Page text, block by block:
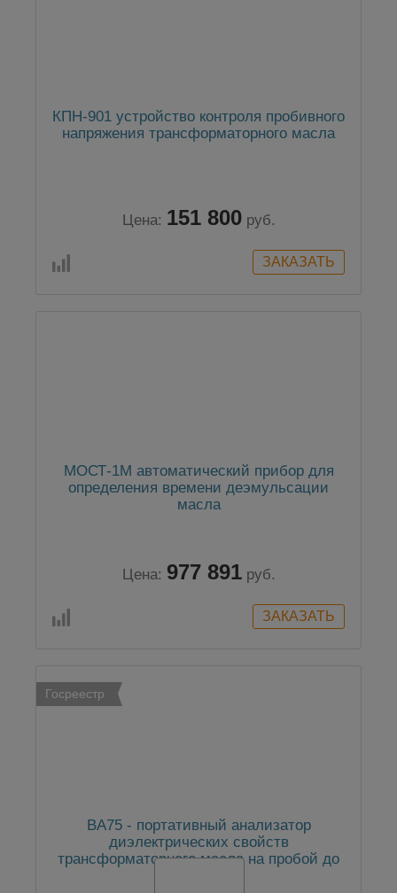
КПН-901 устройство контроля пробивного
напряжения трансформаторного масла
Цена: 151 800 руб.
МОСТ-1М автоматический прибор для
определения времени деэмульсации
масла
Цена: 977 891 руб.
Госреестр
BA75 - портативный анализатор
диэлектрических свойств
трансформаторного масла на пробой до